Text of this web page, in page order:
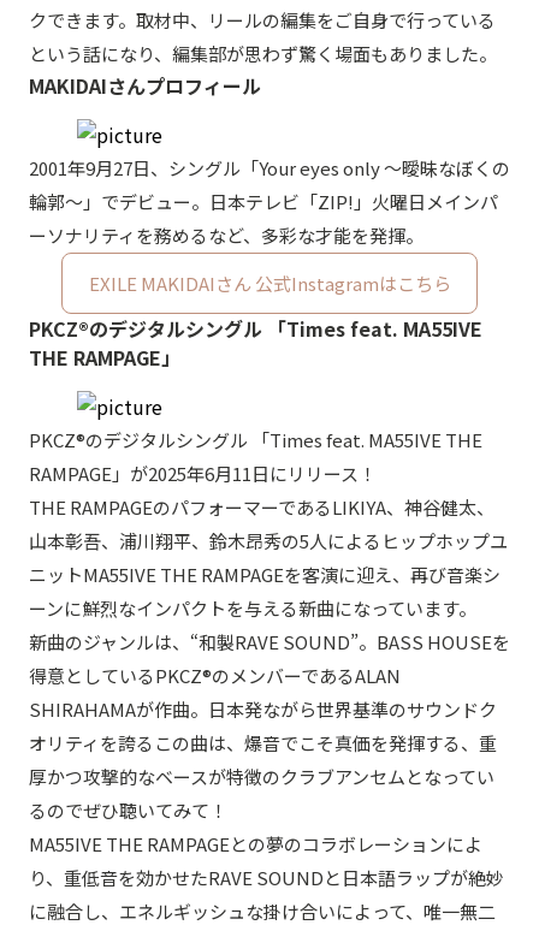
クできます。取材中、リールの編集をご自身で行っている
という話になり、編集部が思わず驚く場面もありました。
MAKIDAIさんプロフィール
2001年9月27日、シングル「Your eyes only ～曖昧なぼくの
輪郭～」でデビュー。日本テレビ「ZIP!」火曜日メインパ
ーソナリティを務めるなど、多彩な才能を発揮。
EXILE MAKIDAIさん 公式Instagramはこちら
PKCZ®のデジタルシングル 「Times feat. MA55IVE
THE RAMPAGE」
PKCZ®のデジタルシングル 「Times feat. MA55IVE THE
RAMPAGE」が2025年6月11日にリリース！
THE RAMPAGEのパフォーマーであるLIKIYA、神谷健太、
山本彰吾、浦川翔平、鈴木昂秀の5人によるヒップホップユ
ニットMA55IVE THE RAMPAGEを客演に迎え、再び音楽シ
ーンに鮮烈なインパクトを与える新曲になっています。
新曲のジャンルは、“和製RAVE SOUND”。BASS HOUSEを
得意としているPKCZ®のメンバーであるALAN
SHIRAHAMAが作曲。日本発ながら世界基準のサウンドク
オリティを誇るこの曲は、爆音でこそ真価を発揮する、重
厚かつ攻撃的なベースが特徴のクラブアンセムとなってい
るのでぜひ聴いてみて！
MA55IVE THE RAMPAGEとの夢のコラボレーションによ
り、重低音を効かせたRAVE SOUNDと日本語ラップが絶妙
に融合し、エネルギッシュな掛け合いによって、唯一無二